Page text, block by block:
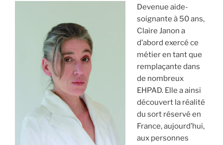
Devenue aide-
soignante à 50 ans,
Claire Janon a
d’abord exercé ce
métier en tant que
remplaçante dans
de nombreux
EHPAD. Elle a ainsi
découvert la réalité
du sort réservé en
France, aujourd’hui,
aux personnes